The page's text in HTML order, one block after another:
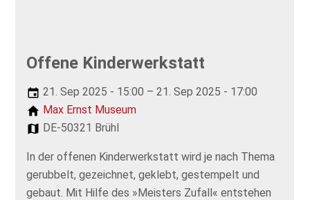
Offene Kinderwerkstatt
21. Sep 2025 - 15:00 – 21. Sep 2025 - 17:00
Max Ernst Museum
DE-50321 Brühl
In der offenen Kinderwerkstatt wird je nach Thema
gerubbelt, gezeichnet, geklebt, gestempelt und
gebaut. Mit Hilfe des »Meisters Zufall« entstehen